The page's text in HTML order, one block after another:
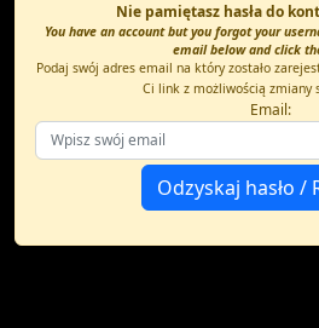
Nie pamiętasz hasła do
You have an account but you forgot your
email below and click
Podaj swój adres email na który zostało
Ci link z możliwością zmiany
Email: